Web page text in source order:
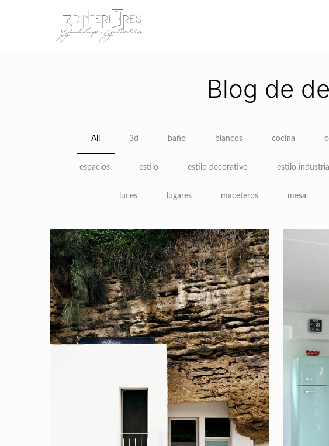
Blog de
All 3d baño blancos cocina
espacios estilo estilo decorativo estilo industrial
luces lugares maceteros mesa